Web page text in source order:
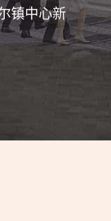
镇中心新